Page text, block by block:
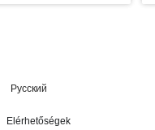
Русский
Elérhetőségek